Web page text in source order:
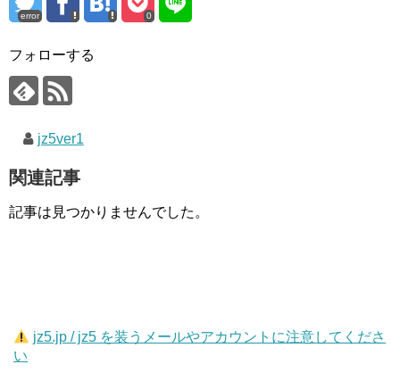
error 0
フォローする
jz5ver1
関連記事
記事は見つかりませんでした。
jz5.jp / jz5 を装うメールやアカウントに注意してくださ
い